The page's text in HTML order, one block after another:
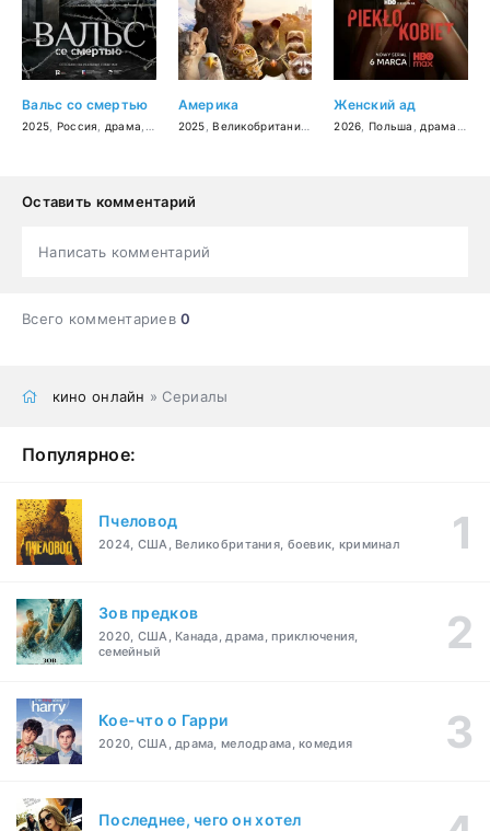
Вальс со смертью
2025 Россия драма военный
Америка
2025 ,Великобритания документальный
Женский ад
2026 Польша драма
Оставить комментарий
Написать комментарий
Всего комментариев0
кино онлайн » Сериалы
Популярное:
Пчеловод
2024, США, Великобритания, боевик, криминал
Зов предков
2020, США, Канада, драма, приключения,
семейный
Кое-что о Гарри
2020, США, драма, мелодрама, комедия
Последнее, чего он хотел